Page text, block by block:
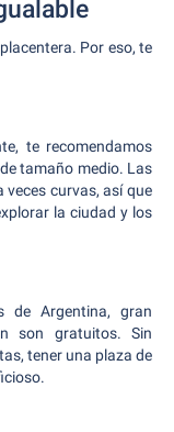
Por eso, te
te recomendamos
tamaño medio. Las
veces curvas, así que
la ciudad y los
de Argentina, gran
son gratuitos. Sin
tener una plaza de